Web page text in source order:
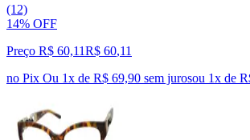
(12)
14% OFF
Preço R$ 60,11R$ 60,11
no Pix Ou 1x de R$ 69,90 sem jurosou 1x de